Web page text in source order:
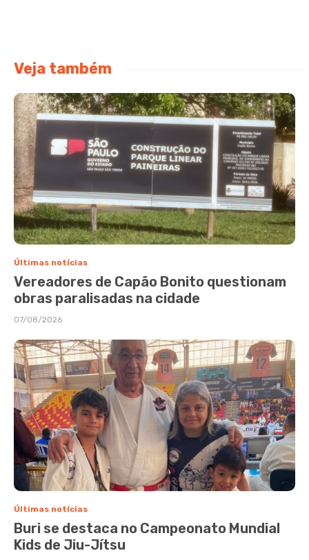
Veja também
Últimas notícias
Vereadores de Capão Bonito questionam
obras paralisadas na cidade
07/08/2026
Últimas notícias
Buri se destaca no Campeonato Mundial
Kids de Jiu-Jítsu